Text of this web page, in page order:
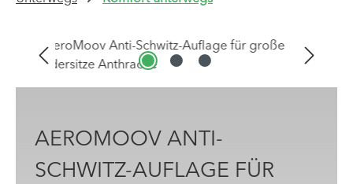
Bildergalerie überspringen
AEROMOOV ANTI-
SCHWITZ-AUFLAGE FÜR